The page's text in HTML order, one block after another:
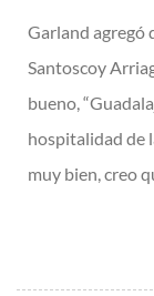
Garland agregó
Santoscoy
bueno,
hospitalidad de
muy bien, creo